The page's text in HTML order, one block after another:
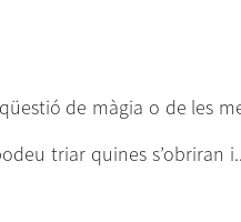
de màgia o de les
triar quines s’obriran